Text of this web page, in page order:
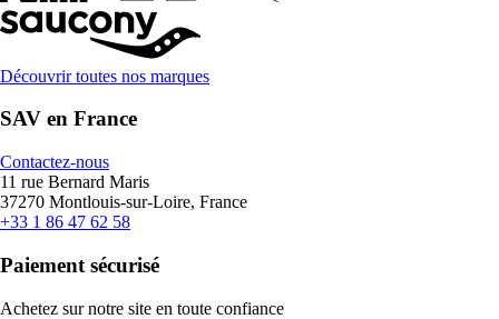
Découvrir toutes nos marques
SAV en France
Contactez-nous
11 rue Bernard Maris
37270 Montlouis-sur-Loire, France
+33 1 86 47 62 58
Paiement sécurisé
Achetez sur notre site en toute confiance